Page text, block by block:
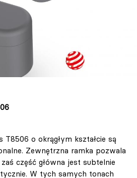
T8506 o okrągłym kształcie są
Zewnętrzna ramka pozwala
część główna jest subtelnie
W tych samych tonach